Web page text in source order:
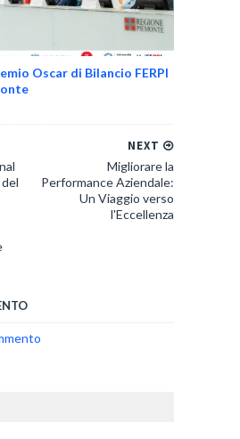
Oscar di Bilancio FERPI
NEXT
Migliorare la
Performance Aziendale:
Un Viaggio verso
l'Eccellenza